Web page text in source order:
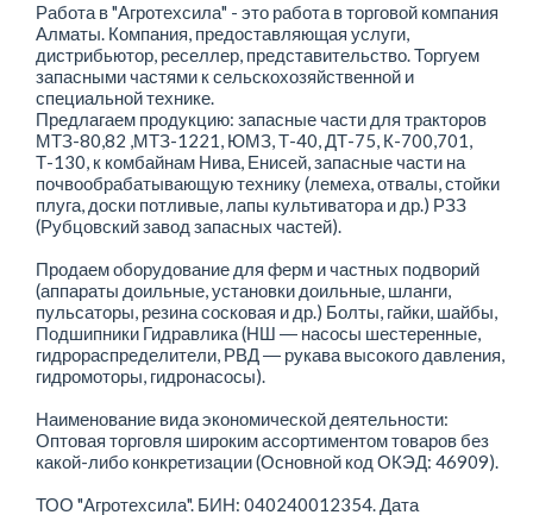
Работа в "Агротехсила" - это работа в торговой компания
Алматы. Компания, предоставляющая услуги,
дистрибьютор, реселлер, представительство. Торгуем
запасными частями к сельскохозяйственной и
специальной технике.
Предлагаем продукцию: запасные части для тракторов
МТЗ-80,82 ,МТЗ-1221, ЮМЗ, Т-40, ДТ-75, К-700,701,
Т-130, к комбайнам Нива, Енисей, запасные части на
почвообрабатывающую технику (лемеха, отвалы, стойки
плуга, доски потливые, лапы культиватора и др.) РЗЗ
(Рубцовский завод запасных частей).
Продаем оборудование для ферм и частных подворий
(аппараты доильные, установки доильные, шланги,
пульсаторы, резина сосковая и др.) Болты, гайки, шайбы,
Подшипники Гидравлика (НШ ― насосы шестеренные,
гидрораспределители, РВД ― рукава высокого давления,
гидромоторы, гидронасосы).
Наименование вида экономической деятельности:
Оптовая торговля широким ассортиментом товаров без
какой-либо конкретизации (Основной код ОКЭД: 46909).
ТОО "Агротехсила". БИН: 040240012354. Дата